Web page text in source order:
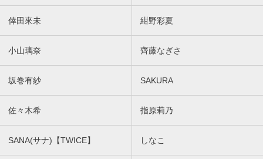
倖田來未 紺野彩夏
小山璃奈 齊藤なぎさ
坂巻有紗 SAKURA
佐々木希 指原莉乃
SANA(サナ)【TWICE】 しなこ